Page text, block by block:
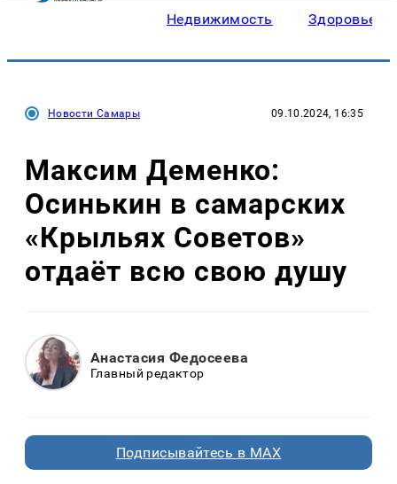
Недвижимость Здоровье
Новости Самары 09.10.2024, 16:35
Максим Деменко:
Осинькин в самарских
«Крыльях Советов»
отдаёт всю свою душу
Анастасия Федосеева
Главный редактор
Подписывайтесь в MAX